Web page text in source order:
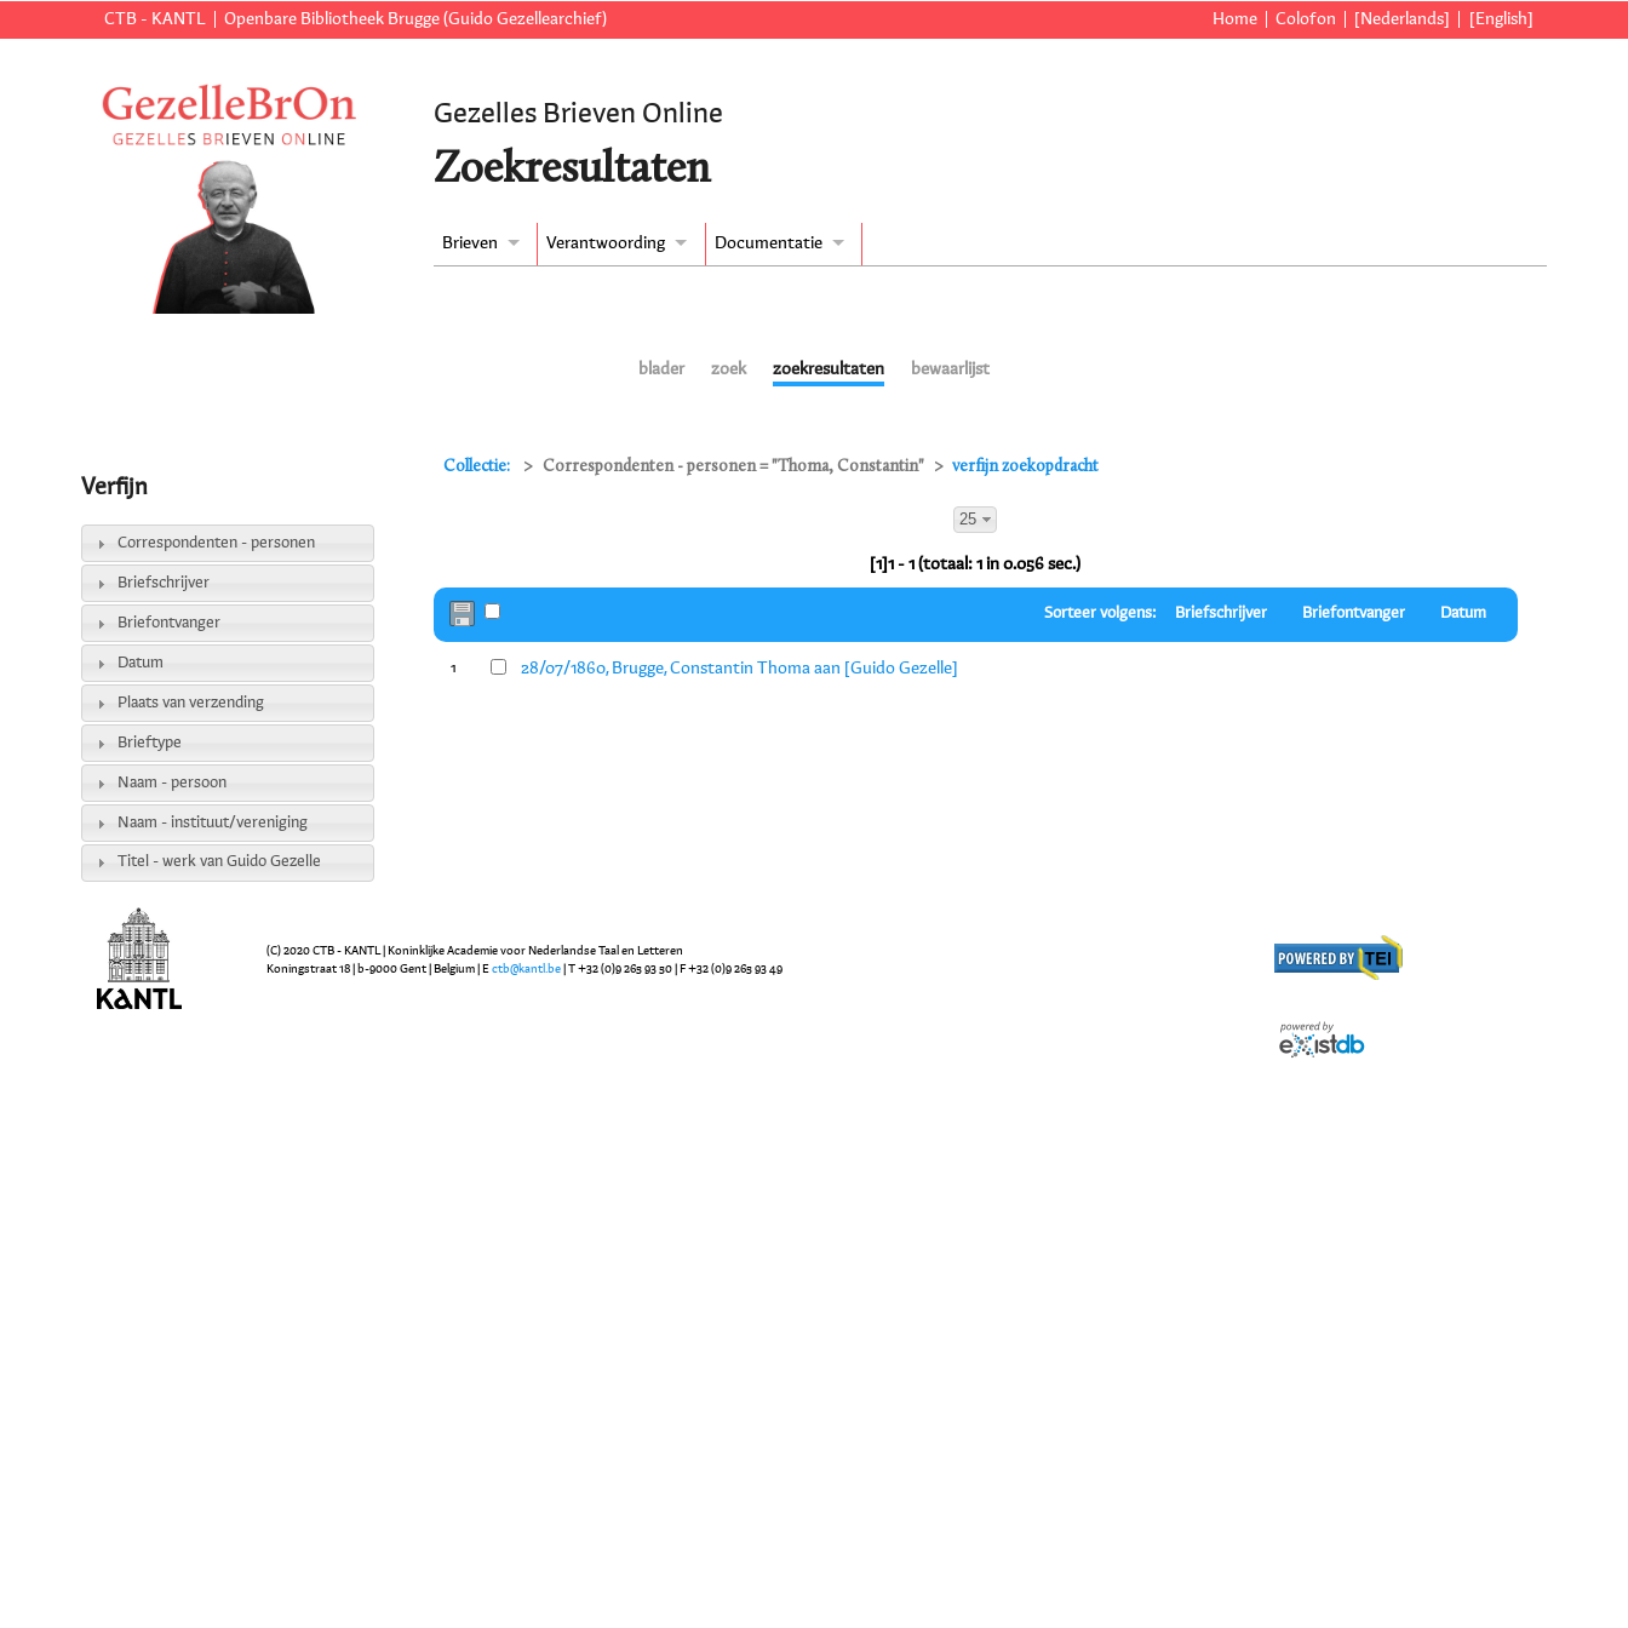
CTB - KANTL Openbare Bibliotheek Brugge (Guido Gezellearchief) Home Colofon [Nederlands] [English]
Gezelles Brieven Online
Zoekresultaten
Brieven Verantwoording Documentatie
blader zoek zoekresultaten bewaarlijst
Collectie: Correspondenten - personen = "Thoma, Constantin" verfijn zoekopdracht
25
[1]1 - 1 (totaal: 1 in 0.056 sec.)
Sorteer volgens: Briefschrijver Briefontvanger Datum
1 28/07/1860, Brugge, Constantin Thoma aan [Guido Gezelle]
Verfijn
Correspondenten - personen
Briefschrijver
Briefontvanger
Datum
Plaats van verzending
Brieftype
Naam - persoon
Naam - instituut/vereniging
Titel - werk van Guido Gezelle
(C) 2020 CTB - KANTL | Koninklijke Academie voor Nederlandse Taal en Letteren
Koningstraat 18 | b-9000 Gent | Belgium | Ectb@kantl.be | T +32 (0)9 265 93 50 | F +32 (0)9 265 93 49